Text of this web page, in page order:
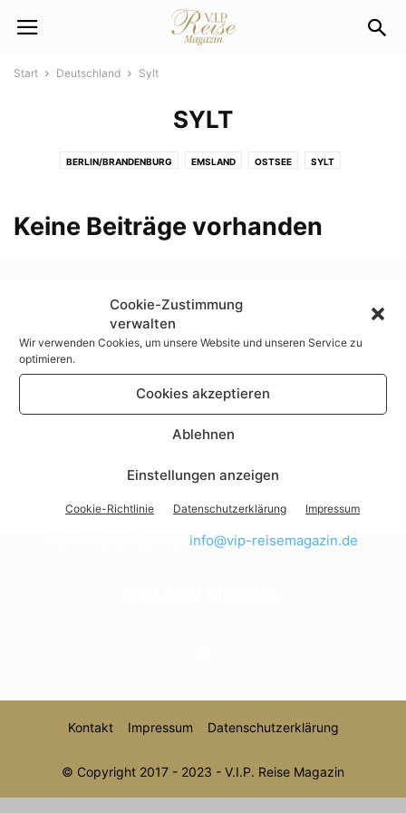
Cookie-Zustimmung
verwalten
Wir verwenden Cookies, um unsere Website und unseren Service zu
optimieren.
Cookies akzeptieren
Ablehnen
Einstellungen anzeigen
Cookie-Richtlinie Datenschutzerklärung Impressum
Start Deutschland Sylt
SYLT
BERLIN/BRANDENBURG EMSLAND OSTSEE SYLT
Keine Beiträge vorhanden
ÜBER UNS
V.I.P. das Reisemagazin
info@vip-reisemagazin.de
Kontakt Impressum Datenschutzerklärung
© Copyright 2017 - 2023 - V.I.P. Reise Magazin